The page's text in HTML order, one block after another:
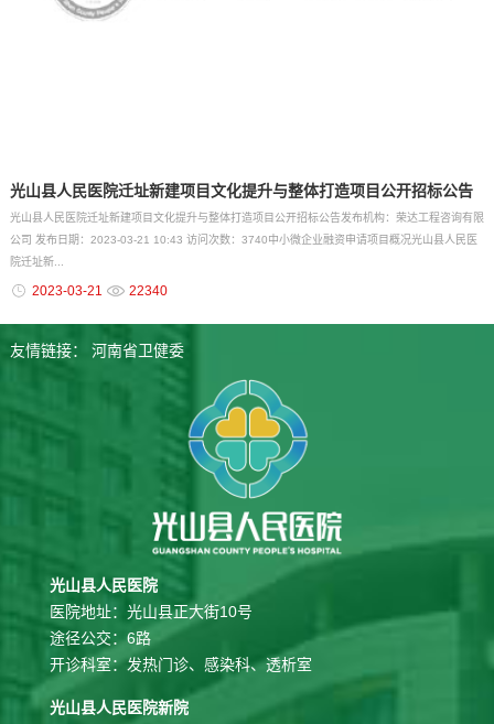
光山县人民医院迁址新建项目文化提升与整体打造项目公开招标公告
光山县人民医院迁址新建项目文化提升与整体打造项目公开招标公告发布机构：荣达工程咨询有限
公司 发布日期：2023-03-21 10:43 访问次数：3740中小微企业融资申请项目概况光山县人民医
院迁址新...
2023-03-21 22340
友情链接： 河南省卫健委
光山县人民医院
医院地址：光山县正大街10号
途径公交：6路
开诊科室：发热门诊、感染科、透析室
光山县人民医院新院